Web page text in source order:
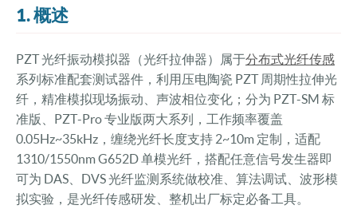
1. 概述
PZT 光纤振动模拟器（光纤拉伸器）属于分布式光纤传感
系列标准配套测试器件，利用压电陶瓷 PZT 周期性拉伸光
纤，精准模拟现场振动、声波相位变化；分为 PZT-SM 标
准版、PZT-Pro 专业版两大系列，工作频率覆盖
0.05Hz~35kHz，缠绕光纤长度支持 2~10m 定制，适配
1310/1550nm G652D 单模光纤，搭配任意信号发生器即
可为 DAS、DVS 光纤监测系统做校准、算法调试、波形模
拟实验，是光纤传感研发、整机出厂标定必备工具。